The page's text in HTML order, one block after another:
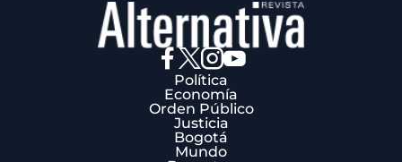
Política
Economía
Orden Público
Justicia
Bogotá
Mundo